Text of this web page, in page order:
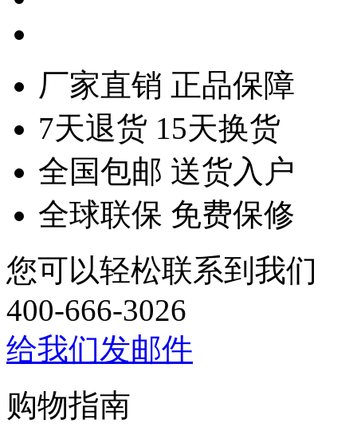
厂家直销 正品保障
7天退货 15天换货
全国包邮 送货入户
全球联保 免费保修
您可以轻松联系到我们
400-666-3026
给我们发邮件
购物指南